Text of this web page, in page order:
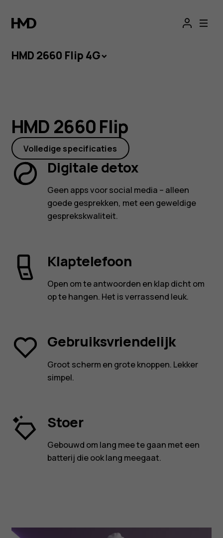
HMD
2660
Flip
Affordable
4G
Flip
Phone
code BARBIE*
HMD 2660 Flip 4G
De tijdloze klaptelefoon zonder social media,
maar met een verbluffend modern design.
Video bekijken
HMD 2660 Flip
Volledige specificaties
Digitale detox
Geen apps voor social media – alleen
goede gesprekken, met een geweldige
gesprekskwaliteit.
Klaptelefoon
Open om te antwoorden en klap dicht om
op te hangen. Het is verrassend leuk.
Gebruiksvriendelijk
Groot scherm en grote knoppen. Lekker
simpel.
Stoer
Gebouwd om lang mee te gaan met een
batterij die ook lang meegaat.